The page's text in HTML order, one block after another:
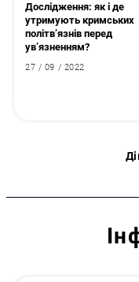
Дослідження: як і де
утримують кримських
політв’язнів перед
ув’язненням?
27 / 09 / 2022